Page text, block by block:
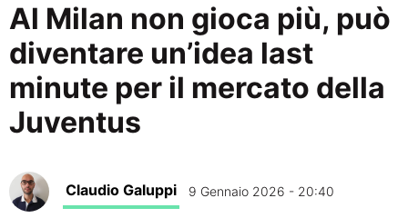
Al Milan non gioca più, può
diventare un’idea last
minute per il mercato della
Juventus
Claudio Galuppi 9 Gennaio 2026 - 20:40